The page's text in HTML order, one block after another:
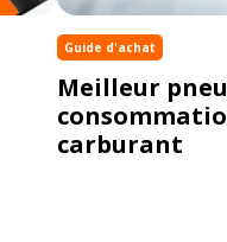
Guide d'achat
Meilleur
carburant